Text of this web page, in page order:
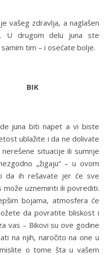
vašeg zdravlja, a naglašen
U drugom delu juna ste
tim – i osećate bolje.
BIK
juna biti napet a vi biste
ublažite i da ne dolivate
situacije ili sumnje
„žigaju“ – u ovom
da ih rešavate jer će sve
uznemiriti ili povrediti.
bojama, atmosfera će
da povratite bliskost i
vas – Bikovi su ove godine
na njih, naročito na one u
o tome šta u vašem